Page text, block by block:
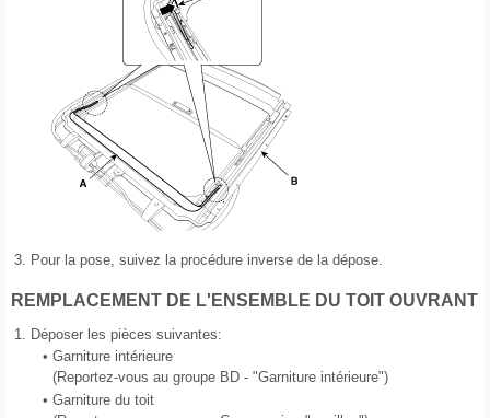
3. Pour la pose, suivez la procédure inverse de la dépose.
REMPLACEMENT DE L'ENSEMBLE DU TOIT OUVRANT
1. Déposer les pièces suivantes:
• Garniture intérieure
(Reportez-vous au groupe BD - "Garniture intérieure")
• Garniture du toit